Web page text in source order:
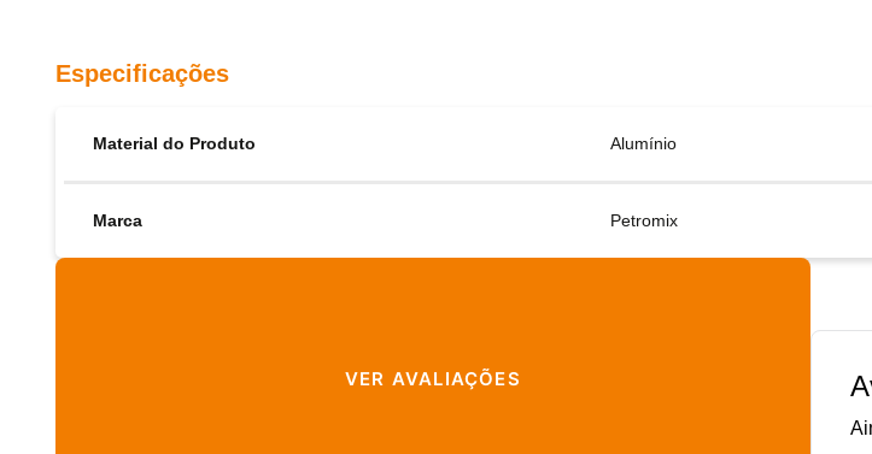
Especificações
Material do Produto Alumínio
Marca Petromix
VER AVALIAÇÕES